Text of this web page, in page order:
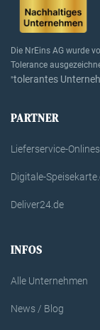
Die NrEins AG wurde
Tolerance
"tolerantes
PARTNER
Lieferservice-
Digitale-
Deliver24.de
INFOS
Alle Unternehmen
News / Blog